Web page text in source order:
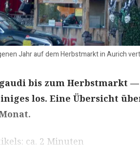
Jahr auf dem Herbstmarkt in Aurich
bis zum Herbstmarkt
los. Eine Übersicht
ca. 2 Minuten